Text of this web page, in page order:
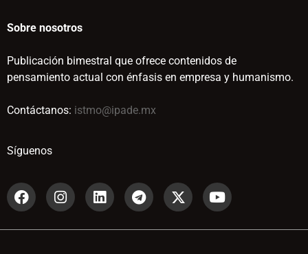
Sobre nosotros
Publicación bimestral que ofrece contenidos de
pensamiento actual con énfasis en empresa y humanismo.
Contáctanos: istmo@ipade.mx
Síguenos